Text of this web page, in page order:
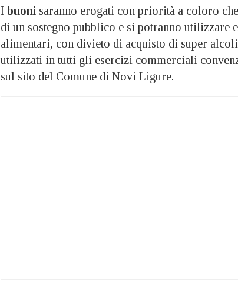
I buoni saranno erogati con priorità a coloro
di un sostegno pubblico e si potranno utilizzare
alimentari, con divieto di acquisto di super
utilizzati in tutti gli esercizi commerciali
sul sito del Comune di Novi Ligure.